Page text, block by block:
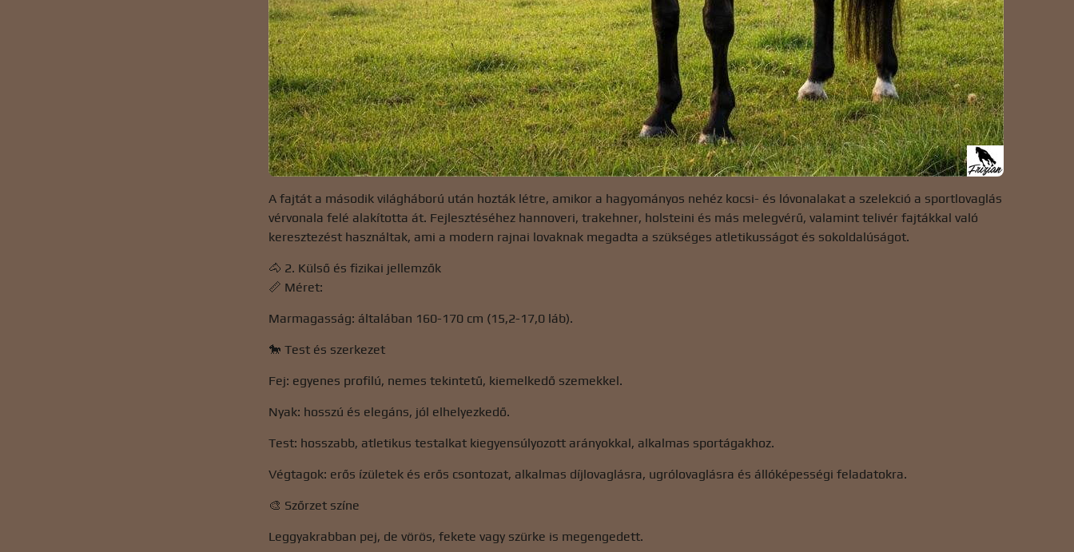
A fajtát a második világháború után hozták létre, amikor a hagyományos nehéz kocsi- és lóvonalakat a szelekció a sportlovaglás
vérvonala felé alakította át. Fejlesztéséhez hannoveri, trakehner, holsteini és más melegvérű, valamint telivér fajtákkal való
keresztezést használtak, ami a modern rajnai lovaknak megadta a szükséges atletikusságot és sokoldalúságot.
🐴 2. Külső és fizikai jellemzők
📏 Méret:
Marmagasság: általában 160-170 cm (15,2-17,0 láb).
🐎 Test és szerkezet
Fej: egyenes profilú, nemes tekintetű, kiemelkedő szemekkel.
Nyak: hosszú és elegáns, jól elhelyezkedő.
Test: hosszabb, atletikus testalkat kiegyensúlyozott arányokkal, alkalmas sportágakhoz.
Végtagok: erős ízületek és erős csontozat, alkalmas díjlovaglásra, ugrólovaglásra és állóképességi feladatokra.
🎨 Szőrzet színe
Leggyakrabban pej, de vörös, fekete vagy szürke is megengedett.